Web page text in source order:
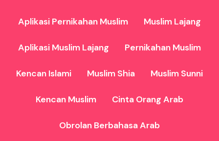
Aplikasi Pernikahan Muslim Muslim Lajang
Aplikasi Muslim Lajang Pernikahan Muslim
Kencan Islami Muslim Shia Muslim Sunni
Kencan Muslim Cinta Orang Arab
Obrolan Berbahasa Arab